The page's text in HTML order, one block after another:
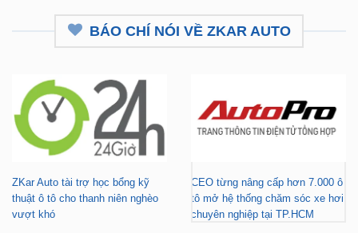
BÁO CHÍ NÓI VỀ ZKAR AUTO
ZKar Auto tài trợ học bổng kỹ
thuật ô tô cho thanh niên nghèo
vượt khó
CEO từng nâng cấp hơn 7.000 ô
tô mở hệ thống chăm sóc xe hơi
chuyên nghiệp tại TP.HCM